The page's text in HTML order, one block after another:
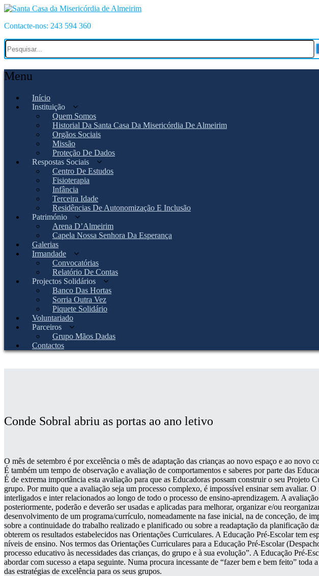
Contacte-nos: 243 594 360
Menu
Início
Instituição
Quem Somos
Historial Da Santa Casa Da Misericórdia De Almeirim
Orgãos Sociais
Missão
Proteção De Dados
Respostas Sociais
Centro De Estudos
Fisioterapia
Infância
Terceira Idade
Residências De Autonomização E Inclusão
Património
Arena D’Almeirim
Capela Nossa Senhora Da Esperança
Galerias
Irmandade
Convocatórias
Relatório De Contas
Projectos Solidários
Banco Das Hortas
Sorria Outra Vez
Piquete Solidário
Voluntariado
Parceiros
Grupo Mãos Dadas
Contactos
Conde Sobral abriu as portas ao ano letivo
O mês de setembro é por excelência o mês de adaptação das crianças ao novo espaço e ao novo
É também um tempo de observação e avaliação de comportamentos e saberes por parte das
É de extrema importância esta avaliação para que as Educadoras possam construir o seu Projeto
grupo. Por muito que a avaliação seja um processo complexo, é impossível ensinar sem avaliar.
interligados e inter relacionados ao longo de todo o processo de ensino-aprendizagem. A
posteriormente, poderão e deverão ser usadas e aplicadas para melhorar, organizar e/ou
desenvolvimento de um programa/currículo, nomeadamente na fase inicial, na de conceção, de
sobre a continuidade do trabalho realizado e planificado ou sobre a readaptação da planificação
obterem os resultados estabelecidos nas Orientações Curriculares. A Educação Pré-Escolar tem
níveis de ensino. Nos termos das Orientações Curriculares para a Educação Pré-Escolar
processo educativo às necessidades das crianças, do grupo e à sua evolução”. A Educação Pré-
abordar com sucesso a etapa seguinte. Numa procura incessante de “fazer bem e bem feito”
das estratégias de excelência para os seus grupos.